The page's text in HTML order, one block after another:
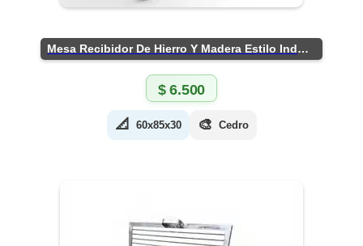
Mesa Recibidor De Hierro Y Madera Estilo Industrial
$6.500
📐 60x85x30 🎨 Cedro